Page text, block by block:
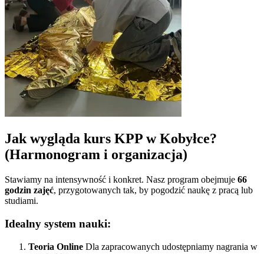
Jak wygląda kurs KPP wKobyłce?
(Harmonogram i organizacja)
Stawiamy na intensywność i konkret. Nasz program obejmuje 66
godzin zajęć, przygotowanych tak, by pogodzić naukę z pracą lub
studiami.
Idealny system nauki:
Teoria Online Dla zapracowanych udostępniamy nagrania w